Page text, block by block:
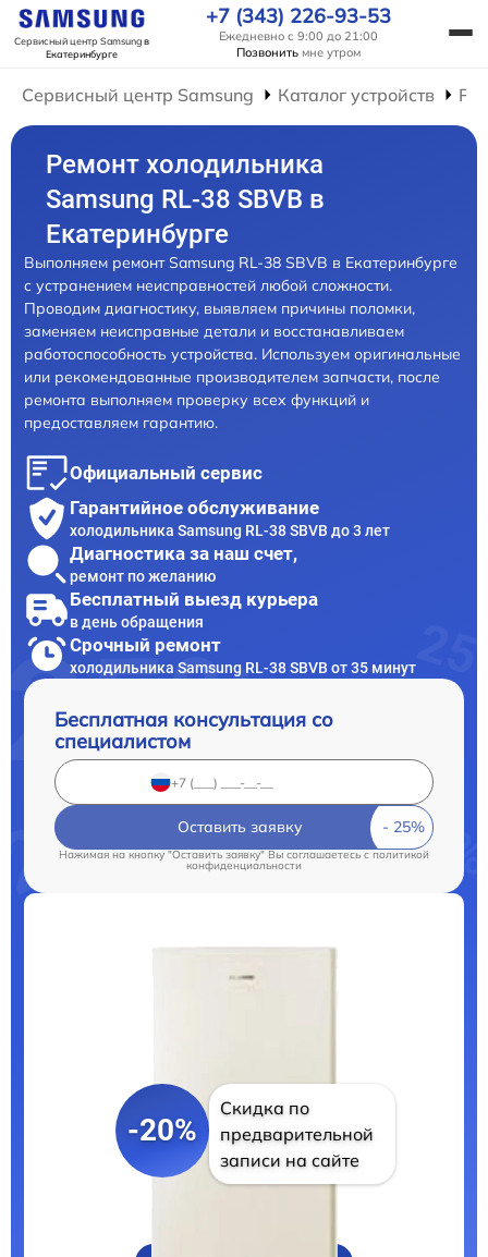
Сервисный центр Samsungв
Екатеринбурге
+7 (343) 226-93-53
Ежедневно с 9:00 до 21:00
Позвонить мне утром
Сервисный центр Samsung Каталог устройств
Ремонт холодильника
Samsung RL-38 SBVB в
Екатеринбурге
Выполняем ремонт Samsung RL-38 SBVB в Екатеринбурге
с устранением неисправностей любой сложности.
Проводим диагностику, выявляем причины поломки,
заменяем неисправные детали и восстанавливаем
работоспособность устройства. Используем оригинальные
или рекомендованные производителем запчасти, после
ремонта выполняем проверку всех функций и
предоставляем гарантию.
Официальный сервис
Гарантийное обслуживание
холодильника Samsung RL-38 SBVB до 3 лет
Диагностика за наш счет,
ремонт по желанию
Бесплатный выезд курьера
в день обращения
Срочный ремонт
холодильника Samsung RL-38 SBVB от 35 минут
Бесплатная консультация со
специалистом
Оставить заявку
Нажимая на кнопку "Оставить заявку" Вы соглашаетесь c политикой
конфиденциальности
-20%
Скидка по
предварительной
записи на сайте